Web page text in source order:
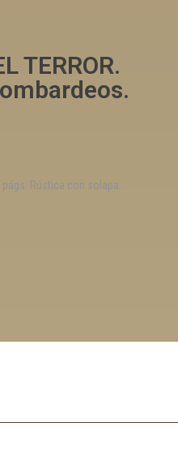
TERROR.
Rústica con solapa.